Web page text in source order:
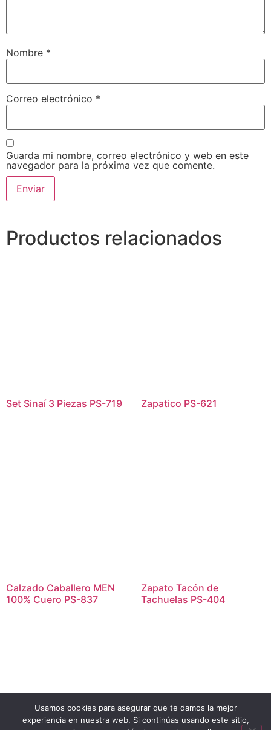
Nombre *
Correo electrónico *
Guarda mi nombre, correo electrónico y web en este
navegador para la próxima vez que comente.
Productos relacionados
Set Sinaí 3 Piezas PS-719 Zapatico PS-621
Calzado Caballero MEN
100% Cuero PS-837
Zapato Tacón de
Tachuelas PS-404
Usamos cookies para asegurar que te damos la mejor
experiencia en nuestra web. Si continúas usando este sitio,